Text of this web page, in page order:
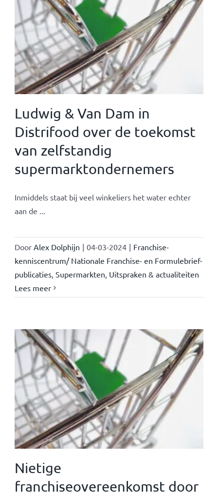
Ludwig & Van Dam in
Distrifood over de toekomst
van zelfstandig
supermarktondernemers
Inmiddels staat bij veel winkeliers het water echter
aan de ...
Door Alex Dolphijn | 04-03-2024 | Franchise-
kenniscentrum/ Nationale Franchise- en Formulebrief-
publicaties, Supermarkten, Uitspraken & actualiteiten
Lees meer
Nietige
franchiseovereenkomst door